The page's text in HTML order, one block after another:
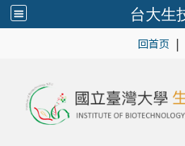
台大生
回首页 |